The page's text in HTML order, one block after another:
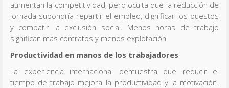
aumentan la competitividad, pero oculta que la reducción de
jornada supondría repartir el empleo, dignificar los puestos
y combatir la exclusión social. Menos horas de trabajo
significan más contratos y menos explotación.
Productividad en manos de los trabajadores
La experiencia internacional demuestra que reducir el
tiempo de trabajo mejora la productividad y la motivación.